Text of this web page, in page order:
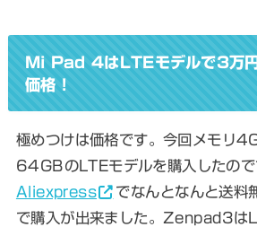
Mi Pad 4はLTEモデルで3万円
価格！
極めつけは価格です。今回メモリ
64GBのLTEモデルを購入したので
Aliexpress
でなんとなんと送料
で購入が出来ました。Zenpad3は